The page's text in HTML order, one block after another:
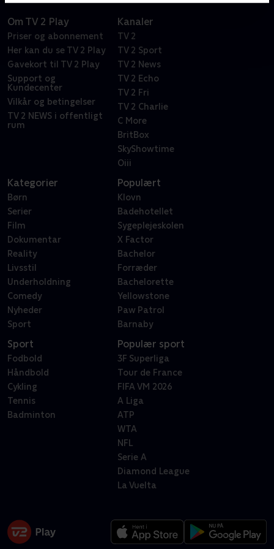
Om TV 2 Play
Priser og abonnement
Her kan du se TV 2 Play
Gavekort til TV 2 Play
Support og
Kundecenter
Vilkår og betingelser
TV 2 NEWS i offentligt
rum
Kanaler
TV 2
TV 2 Sport
TV 2 News
TV 2 Echo
TV 2 Fri
TV 2 Charlie
C More
BritBox
SkyShowtime
Oiii
Kategorier
Børn
Serier
Film
Dokumentar
Reality
Livsstil
Underholdning
Comedy
Nyheder
Sport
Populært
Klovn
Badehotellet
Sygeplejeskolen
X Factor
Bachelor
Forræder
Bachelorette
Yellowstone
Paw Patrol
Barnaby
Sport
Fodbold
Håndbold
Cykling
Tennis
Badminton
Populær sport
3F Superliga
Tour de France
FIFA VM 2026
A Liga
ATP
WTA
NFL
Serie A
Diamond League
La Vuelta